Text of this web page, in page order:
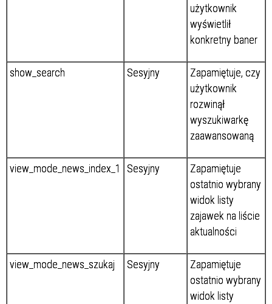
użytkownik
wyświetlił
konkretny baner
show_search Sesyjny
Zapamiętuje, czy
użytkownik
rozwinął
wyszukiwarkę
zaawansowaną
view_mode_news_index_1 Sesyjny
Zapamiętuje
ostatnio wybrany
widok listy
zajawek na liście
aktualności
view_mode_news_szukaj Sesyjny
Zapamiętuje
ostatnio wybrany
widok listy